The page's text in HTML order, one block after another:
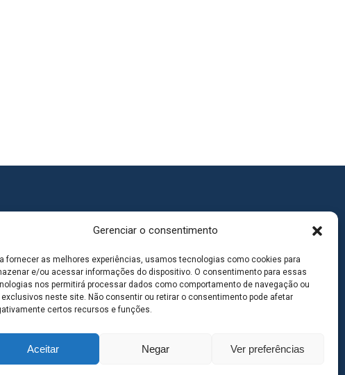
Gerenciar o consentimento
fornecer as melhores experiências, usamos tecnologias como cookies para
e/ou acessar informações do dispositivo. O consentimento para essas
nos permitirá processar dados como comportamento de navegação ou
exclusivos neste site. Não consentir ou retirar o consentimento pode afetar
certos recursos e funções.
Aceitar Negar Ver preferências
Lagoas MS | Contato: 67 98139-3237